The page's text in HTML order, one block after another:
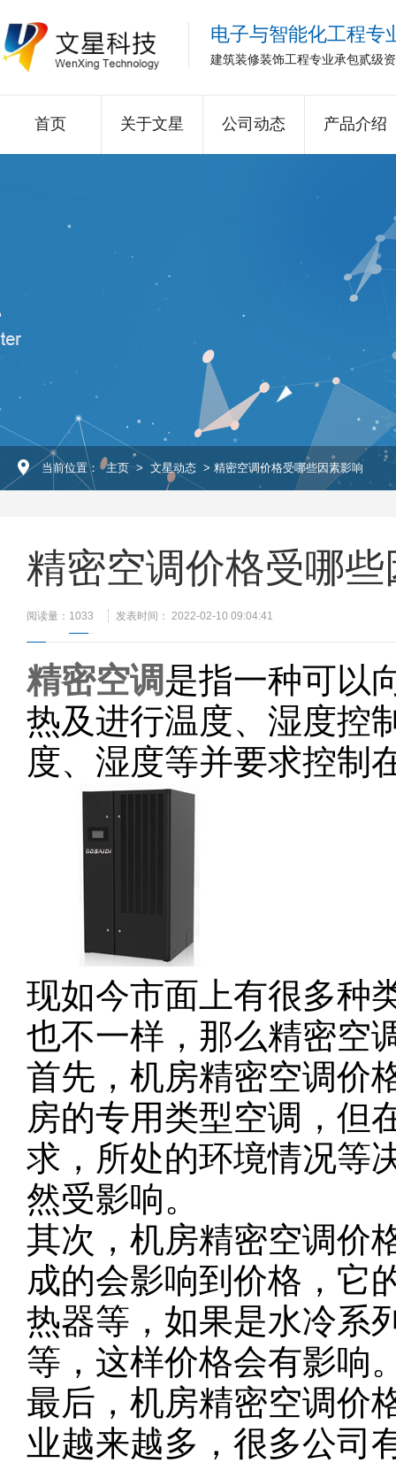
电子与智能化工程专
建筑装修装饰工程专业承包贰级
首页 关于文星 公司动态 产品介绍
当前位置： 主页 > 文星动态 > 精密空调价格受哪些因素影响
精密空调价格受哪
阅读量： 1033 发表时间： 2022-02-10 09:04:41
精密空调是指一种可以
热及进行温度、湿度控
度、湿度等并要求控制
现如今市面上有很多种
也不一样，那么精密空
首先，机房精密空调价
房的专用类型空调，但
求，所处的环境情况等
然受影响。
其次，机房精密空调价
成的会影响到价格，它
热器等，如果是水冷系
等，这样价格会有影响
最后，机房精密空调价
业越来越多，很多公司